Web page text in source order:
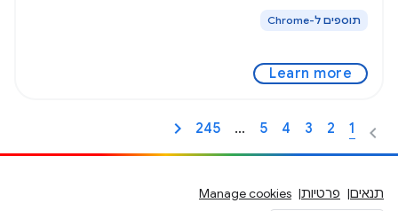
תוספים ל-Chrome
Learn more
1
2
3
4
5
…
245
תנאים פרטיות Manage cookies